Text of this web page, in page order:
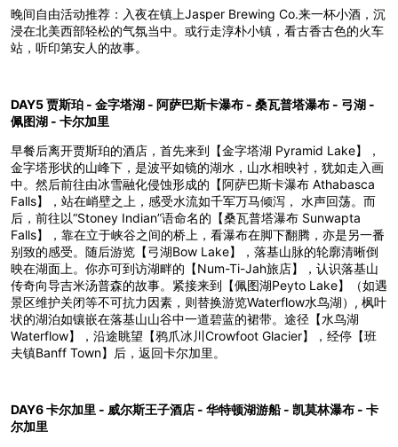
晚间自由活动推荐：入夜在镇上Jasper Brewing Co.来一杯小酒，沉
浸在北美西部轻松的气氛当中。或行走淳朴小镇，看古香古色的火车
站，听印第安人的故事。
DAY5 贾斯珀 - 金字塔湖 - 阿萨巴斯卡瀑布 - 桑瓦普塔瀑布 - 弓湖 -
佩图湖 - 卡尔加里
早餐后离开贾斯珀的酒店，首先来到【金字塔湖 Pyramid Lake】，
金字塔形状的山峰下，是波平如镜的湖水，山水相映衬，犹如走入画
中。然后前往由冰雪融化侵蚀形成的【阿萨巴斯卡瀑布 Athabasca
Falls】，站在峭壁之上，感受水流如千军万马倾泻， 水声回荡。而
后，前往以“Stoney Indian”语命名的【桑瓦普塔瀑布 Sunwapta
Falls】，靠在立于峡谷之间的桥上，看瀑布在脚下翻腾，亦是另一番
别致的感受。随后游览【弓湖Bow Lake】，落基山脉的轮廓清晰倒
映在湖面上。你亦可到访湖畔的【Num-Ti-Jah旅店】，认识落基山
传奇向导吉米汤普森的故事。紧接来到【佩图湖Peyto Lake】（如遇
景区维护关闭等不可抗力因素，则替换游览Waterflow水鸟湖）, 枫叶
状的湖泊如镶嵌在落基山山谷中一道碧蓝的裙带。途径【水鸟湖
Waterflow】，沿途眺望【鸦爪冰川Crowfoot Glacier】，经停【班
夫镇Banff Town】后，返回卡尔加里。
DAY6 卡尔加里 - 威尔斯王子酒店 - 华特顿湖游船 - 凯莫林瀑布 - 卡
尔加里